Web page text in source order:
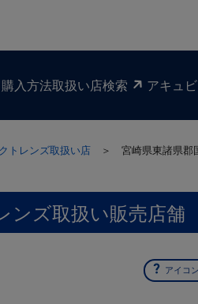
購入方​法取扱い​店検索 アキュ
トレンズ取扱い店 ＞ 宮崎県東諸県郡
ンズ取扱い販売店舗
アイコ